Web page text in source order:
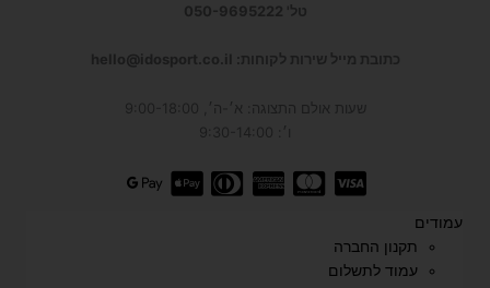
טל' 050-9695222
כתובת מייל שירות לקוחות: hello@idosport.co.il
שעות אולם התצוגה: א׳-ה׳, 9:00-18:00
ו׳: 9:30-14:00
עמודים
תקנון החברה
עמוד לתשלום